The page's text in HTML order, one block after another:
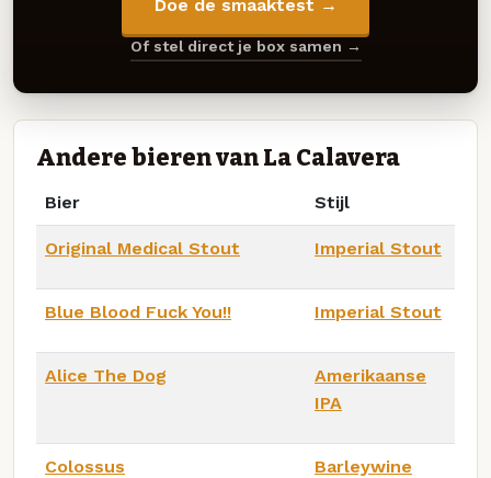
Doe de smaaktest →
Of stel direct je box samen →
Andere bieren van La Calavera
Bier Stijl
Original Medical Stout Imperial Stout
Blue Blood Fuck You!! Imperial Stout
Alice The Dog
Amerikaanse
IPA
Colossus Barleywine